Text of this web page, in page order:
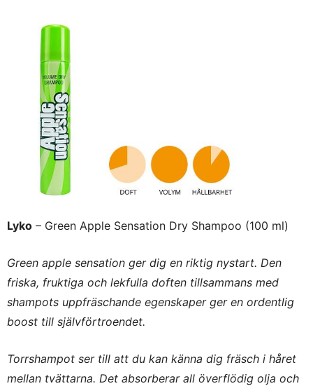
Lyko – Green Apple Sensation Dry Shampoo (100 ml)
Green apple sensation ger dig en riktig nystart. Den
friska, fruktiga och lekfulla doften tillsammans med
shampots uppfräschande egenskaper ger en ordentlig
boost till självförtroendet.
Torrshampot ser till att du kan känna dig fräsch i håret
mellan tvättarna. Det absorberar all överflödig olja och